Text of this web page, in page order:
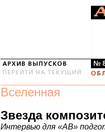
№
Вселенная
Звезда
Интервью для «АВ»